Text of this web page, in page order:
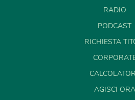
RADIO
PODCAST
RICHIESTA
AGISCI ORA